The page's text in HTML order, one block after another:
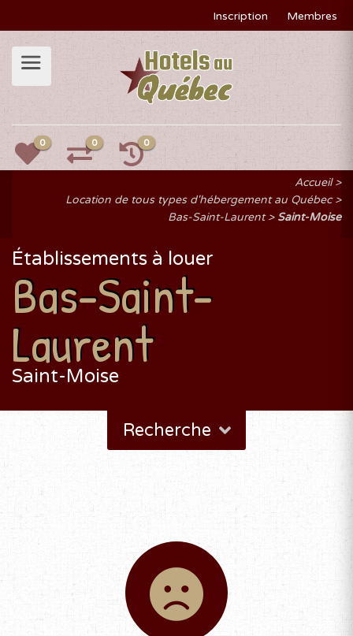
Inscription Membres
0 0 0
Accueil
Location de tous types d'hébergement au Québec
Bas-Saint-Laurent
Saint-Moise
Établissements à louer
Bas-Saint-
Laurent
Saint-Moise
Recherche